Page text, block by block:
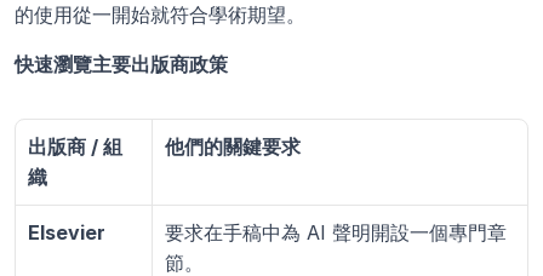
的使用從一開始就符合學術期望。
快速瀏覽主要出版商政策
出版商 / 組
織
他們的關鍵要求
Elsevier
要求在手稿中為 AI 聲明開設一個專門章
節。